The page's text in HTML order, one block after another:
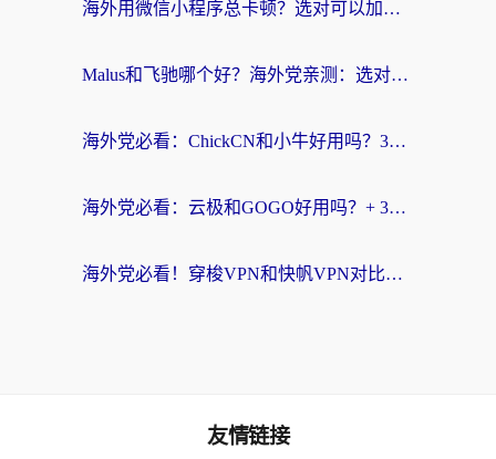
海外用微信小程序总卡顿？选对可以加速微信小程序的加速器就够了（含老挝可用&Mac端推荐）
Malus和飞驰哪个好？海外党亲测：选对回国加速器才能无缝刷剧玩国服
海外党必看：ChickCN和小牛好用吗？3招教你选对回国加速器无缝刷国内资源
海外党必看：云极和GOGO好用吗？+ 3步选对回国加速器，流畅看CCTV5海外直播
海外党必看！穿梭VPN和快帆VPN对比哪个回国效果更好？——3款冷门加速器实测+终极选择建议
友情链接